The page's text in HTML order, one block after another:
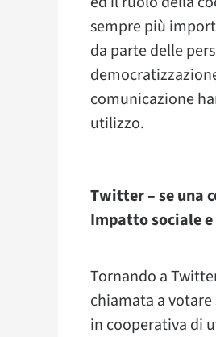
sempre più
da parte delle
comunicazione
utilizzo.
Twitter – se una
Impatto sociale
Tornando a
chiamata a
in cooperativa di